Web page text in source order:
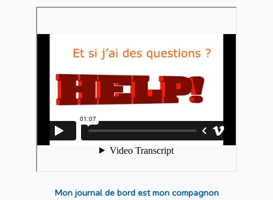
Mon journal de bord est mon compagnon